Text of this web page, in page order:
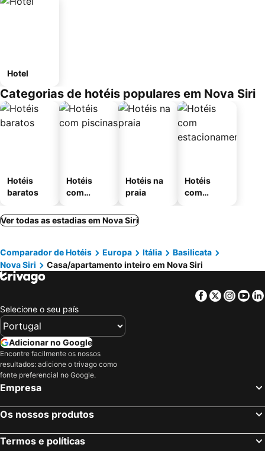
Hotel
Categorias de hotéis populares em Nova Siri
Hotéis
baratos
Hotéis
com
Hotéis na
praia
Hotéis
com
Ver todas as estadias em Nova Siri
Comparador de Hotéis Europa Itália
Basilicata
Nova Siri
Casa/apartamento inteiro em Nova Siri
Facebook
Twitter
Selecione o seu país
Adicionar no Google
Encontre facilmente os nossos
resultados: adicione o trivago como
fonte preferencial no Google.
Empresa
Os nossos produtos
Termos e políticas